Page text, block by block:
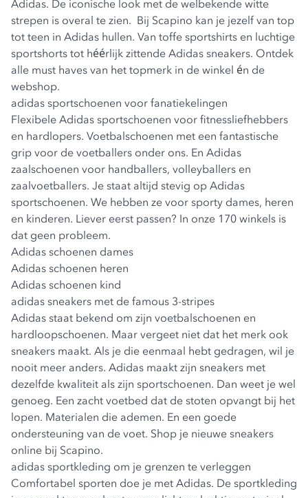
Adidas. De iconische look met de welbekende witte
strepen is overal te zien. Bij Scapino kan je jezelf van top
tot teen in Adidas hullen. Van toffe sportshirts en luchtige
sportshorts tot héérlijk zittende Adidas sneakers. Ontdek
alle must haves van het topmerk in de winkel én de
webshop.
adidas sportschoenen voor fanatiekelingen
Flexibele Adidas sportschoenen voor fitnessliefhebbers
en hardlopers. Voetbalschoenen met een fantastische
grip voor de voetballers onder ons. En Adidas
zaalschoenen voor handballers, volleyballers en
zaalvoetballers. Je staat altijd stevig op Adidas
sportschoenen. We hebben ze voor sporty dames, heren
en kinderen. Liever eerst passen? In onze 170 winkels is
dat geen probleem.
Adidas schoenen dames
Adidas schoenen heren
Adidas schoenen kind
adidas sneakers met de famous 3-stripes
Adidas staat bekend om zijn voetbalschoenen en
hardloopschoenen. Maar vergeet niet dat het merk ook
sneakers maakt. Als je die eenmaal hebt gedragen, wil je
nooit meer anders. Adidas maakt zijn sneakers met
dezelfde kwaliteit als zijn sportschoenen. Dan weet je wel
genoeg. Een zacht voetbed dat de stoten opvangt bij het
lopen. Materialen die ademen. En een goede
ondersteuning van de voet. Shop je nieuwe sneakers
online bij Scapino.
adidas sportkleding om je grenzen te verleggen
Comfortabel sporten doe je met Adidas. De sportkleding